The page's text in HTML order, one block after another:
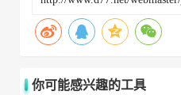
你可能感兴趣的工具